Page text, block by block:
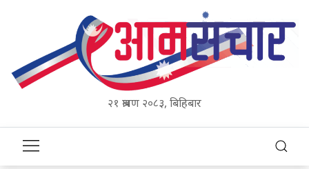
२१ श्रावण २०८३, बिहिबार